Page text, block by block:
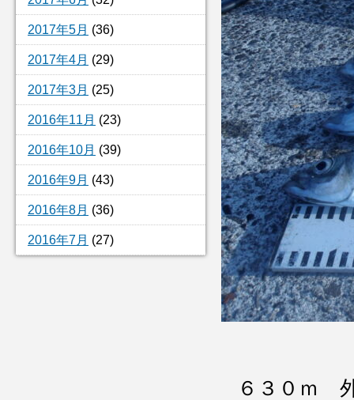
2017年5月 (36)
2017年4月 (29)
2017年3月 (25)
2016年11月 (23)
2016年10月 (39)
2016年9月 (43)
2016年8月 (36)
2016年7月 (27)
６３０ｍ